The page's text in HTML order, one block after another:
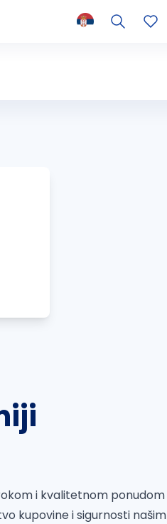
i kvalitetnom ponudom
kupovine i sigurnosti našim